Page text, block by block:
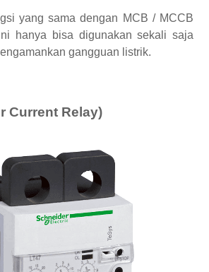
yang sama dengan MCB / MCCB
hanya bisa digunakan sekali saja
gangguan listrik.
Current Relay)